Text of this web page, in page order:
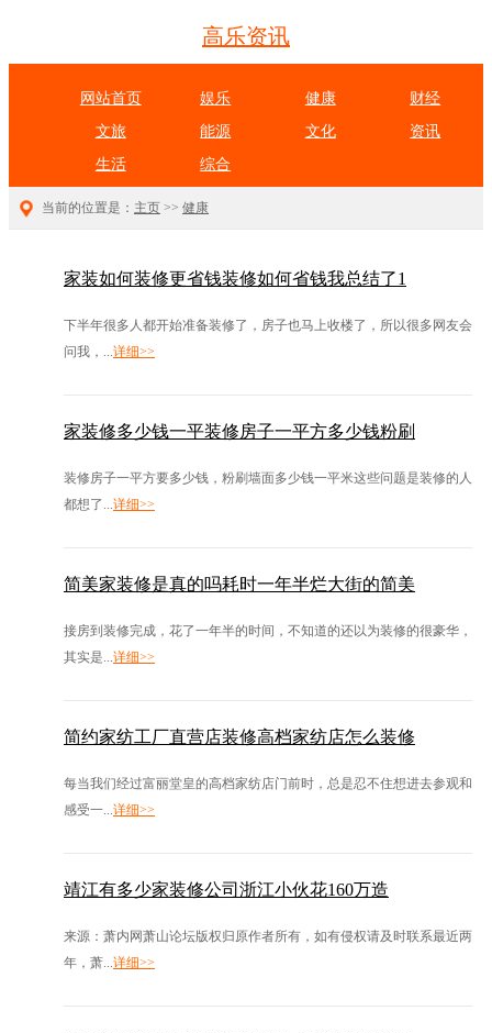
高乐资讯
网站首页 娱乐 健康
财经
文旅
能源 文化
资讯
生活
综合
当前的位置是： 主页 >> 健康
家装如何装修更省钱装修如何省钱我总结了1
下半年很多人都开始准备装修了，房子也马上收楼了，所以很多网友会
问我，...详细>>
家装修多少钱一平装修房子一平方多少钱粉刷
装修房子一平方要多少钱，粉刷墙面多少钱一平米这些问题是装修的人
都想了...详细>>
简美家装修是真的吗耗时一年半烂大街的简美
接房到装修完成，花了一年半的时间，不知道的还以为装修的很豪华，
其实是...详细>>
简约家纺工厂直营店装修高档家纺店怎么装修
每当我们经过富丽堂皇的高档家纺店门前时，总是忍不住想进去参观和
感受一...详细>>
靖江有多少家装修公司浙江小伙花160万造
来源：萧内网萧山论坛版权归原作者所有，如有侵权请及时联系最近两
年，萧...详细>>